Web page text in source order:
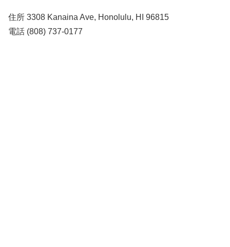
住所 3308 Kanaina Ave, Honolulu, HI 96815
電話 (808) 737-0177